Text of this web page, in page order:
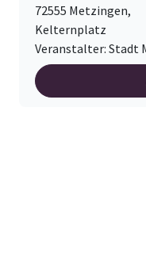
72555 Metzingen,
Kelternplatz
Veranstalter: Stadt